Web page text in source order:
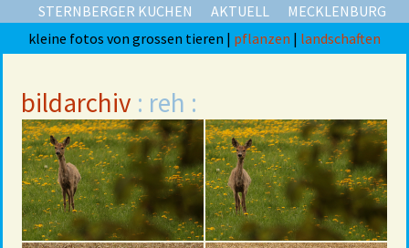
STERNBERGER KUCHEN AKTUELL
MECKLENBURG
kleine fotos von grossen tieren | pflanzen | landschaften
bildarchiv : reh :